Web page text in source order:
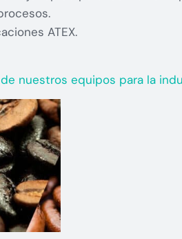
ATEX.
nuestros equipos para la